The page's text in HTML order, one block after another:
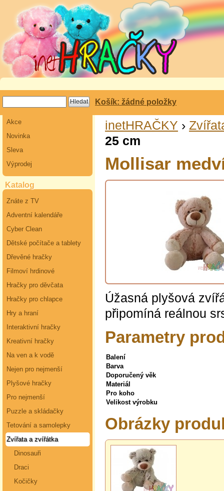
Košík: žádné položky
Akce
Novinka
Sleva
Výprodej
Katalog
Znáte z TV
Adventní kalendáře
Cyber Clean
Dětské počítače a tablety
Dřevěné hračky
Filmoví hrdinové
Hračky pro děvčata
Hračky pro chlapce
Hry a hraní
Interaktivní hračky
Kreativní hračky
Na ven a k vodě
Nejen pro nejmenší
Plyšové hračky
Pro nejmenší
Puzzle a skládačky
Tetování a samolepky
Zvířata a zvířátka
Dinosauři
Draci
Kočičky
inetHRAČKY ›
25 cm
Mollisar
Úžasná plyšová
připomíná reálnou
Parametry
Balení
Barva
Doporučený věk
Materiál
Pro koho
Velikost výrobku
Obrázky